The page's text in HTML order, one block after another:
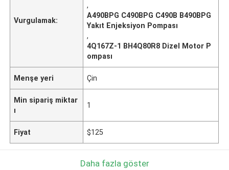
Vurgulamak:
,
A490BPG C490BPG C490B B490BPG
Yakıt Enjeksiyon Pompası
,
4Q167Z-1 BH4Q80R8 Dizel Motor P
ompası
Menşe yeri Çin
Min sipariş miktar
ı
1
Fiyat $125
Daha fazla göster